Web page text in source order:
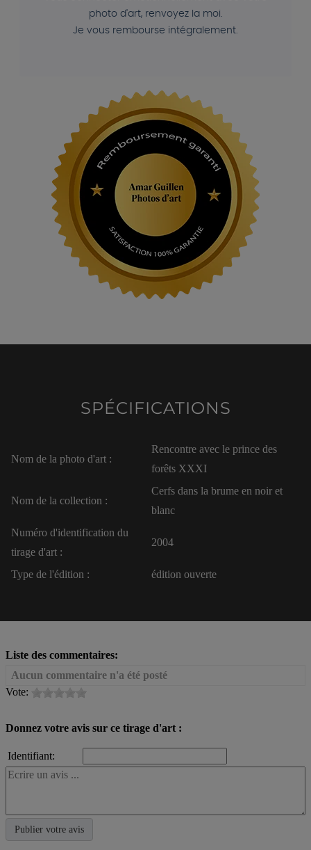
photo d'art, renvoyez la moi.
Je vous rembourse intégralement.
SPÉCIFICATIONS
Nom de la photo d'art :
Rencontre avec le prince des
forêts XXXI
Nom de la collection :
Cerfs dans la brume en noir et
blanc
Numéro d'identification du
tirage d'art :
2004
Type de l'édition : édition ouverte
Liste des commentaires:
Aucun commentaire n'a été posté
Vote:
Donnez votre avis sur ce tirage d'art :
Identifiant: